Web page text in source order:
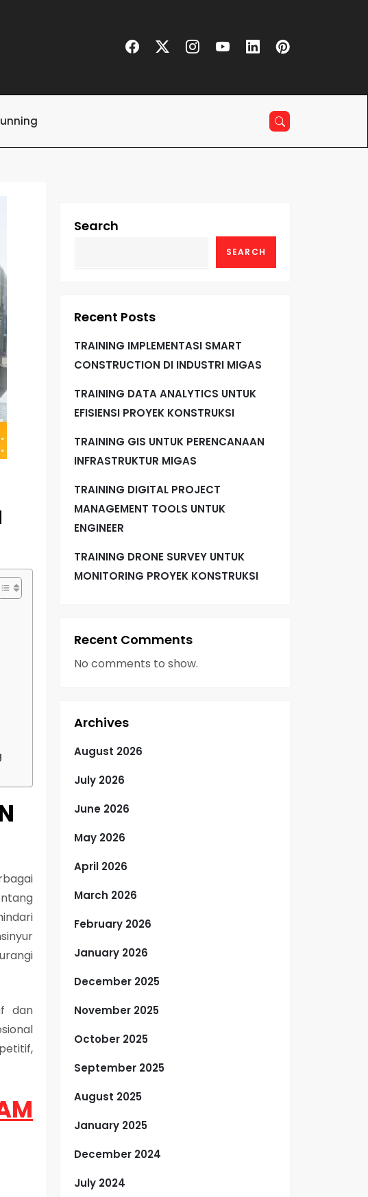
dan
Search
SEARCH
Recent Posts
TRAINING IMPLEMENTASI SMART
CONSTRUCTION DI INDUSTRI MIGAS
TRAINING DATA ANALYTICS UNTUK
EFISIENSI PROYEK KONSTRUKSI
TRAINING GIS UNTUK PERENCANAAN
INFRASTRUKTUR MIGAS
TRAINING DIGITAL PROJECT
MANAGEMENT TOOLS UNTUK
ENGINEER
TRAINING DRONE SURVEY UNTUK
MONITORING PROYEK KONSTRUKSI
Recent Comments
No comments to show.
Archives
August 2026
July 2026
June 2026
May 2026
April 2026
March 2026
February 2026
January 2026
December 2025
November 2025
October 2025
September 2025
August 2025
January 2025
December 2024
July 2024